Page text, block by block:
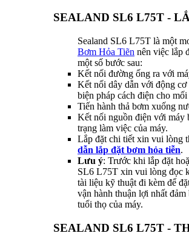
SEALAND SL6 L75T -
Sealand SL6 L75T là một
Bơm Hỏa Tiẽn nên việc lắp
một số bước sau:
Kết nối đường ống ra với
Kết nối dây dẫn với động
biện pháp cách điện cho
Tiến hành thả bơm xuống
Kết nối nguồn điện với máy
trạng làm việc của máy.
Lắp đặt chi tiết xin vui lòng
dẫn lắp đặt bơm hỏa tiễn.
Lưu ý: Trước khi lắp đặt
SL6 L75T xin vui lòng đọc
tài liệu kỹ thuật đi kèm để
vận hành thuận lợi nhất đảm
tuổi thọ của máy.
SEALAND SL6 L75T -